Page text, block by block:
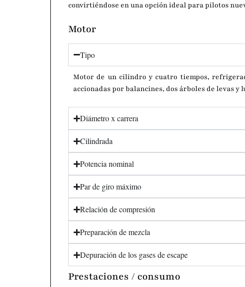
convirtiéndose en una opción ideal para pilotos
Motor
Tipo
Motor de un cilindro y cuatro tiempos,
accionadas por balancines, dos árboles de levas
Diámetro x carrera
Cilindrada
Potencia nominal
Par de giro máximo
Relación de compresión
Preparación de mezcla
Depuración de los gases de escape
Prestaciones / consumo